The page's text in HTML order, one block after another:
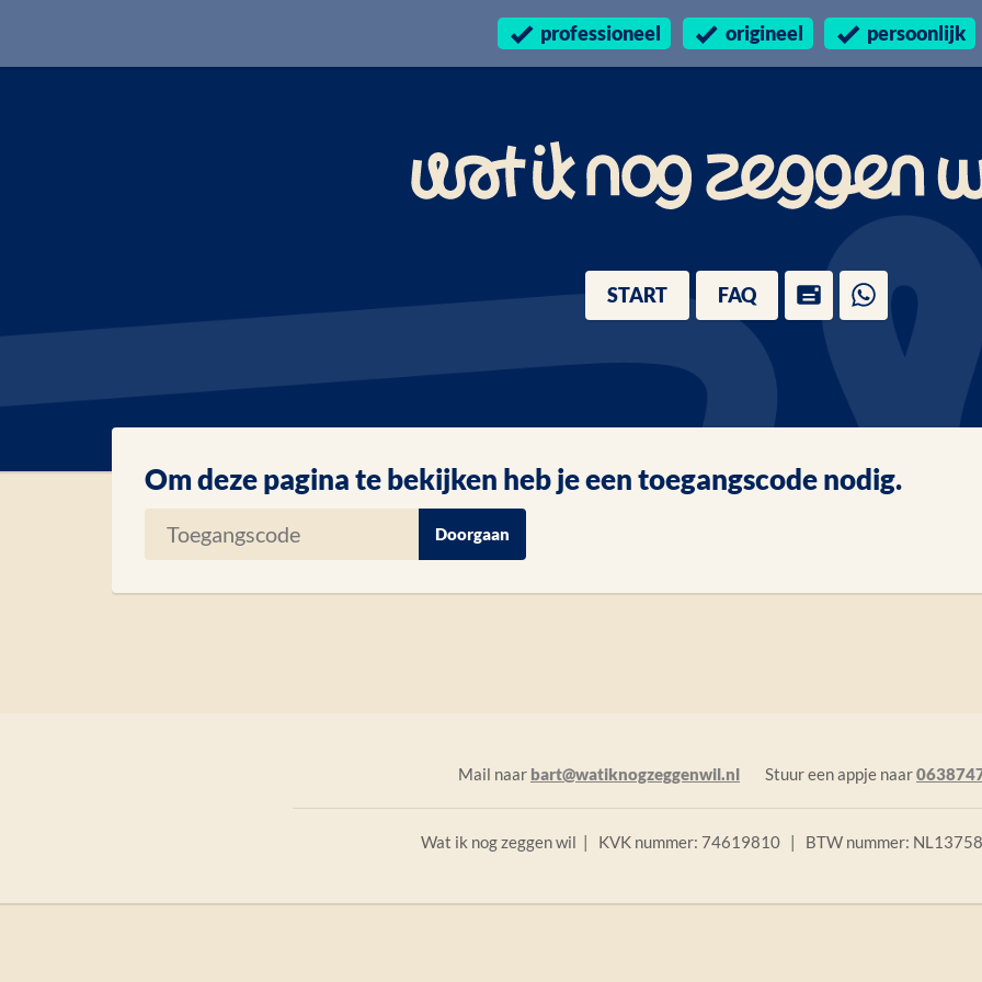
professioneel origineel persoonlijk
START FAQ
Om deze pagina te bekijken heb je een toegangscode nodig.
Mail naar bart@watiknogzeggenwil.nl Stuur een appje naar
Wat ik nog zeggen wil | KVK nummer: 74619810 | BTW nummer: